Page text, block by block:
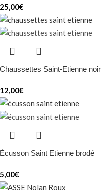
25,00€
Chaussettes Saint-Etienne noir
12,00€
Écusson Saint Etienne brodé
5,00€